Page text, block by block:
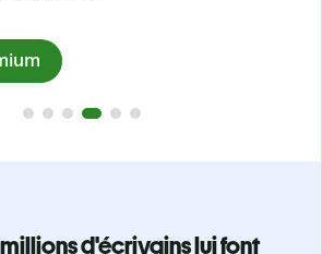
à la version Premium
d'écrivains lui font